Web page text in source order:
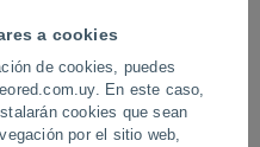
a cookies
de cookies, puedes
En este caso,
cookies que sean
por el sitio web,